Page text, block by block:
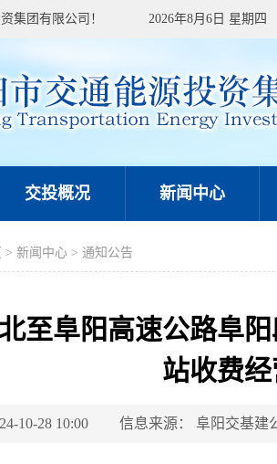
集团有限公司！ 2026年8月6日 星期四
交投概况 新闻中心
> 新闻中心 > 通知公告
至阜阳高速公路阜
站收费
10-28 10:00 信息来源： 阜阳交基建